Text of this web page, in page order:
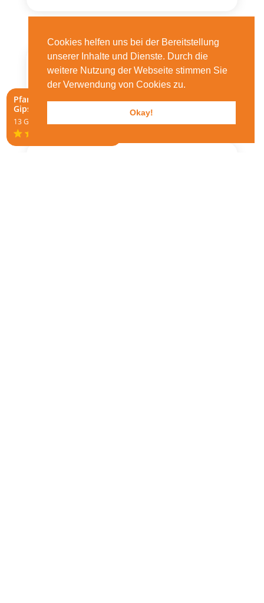
Cookies helfen uns bei der Bereitstellung
unserer Inhalte und Dienste. Durch die
weitere Nutzung der Webseite stimmen Sie
der Verwendung von Cookies zu.
Okay!

Online Offerte
Pfammatter Maler und
Gipser AG
13 Google reviews